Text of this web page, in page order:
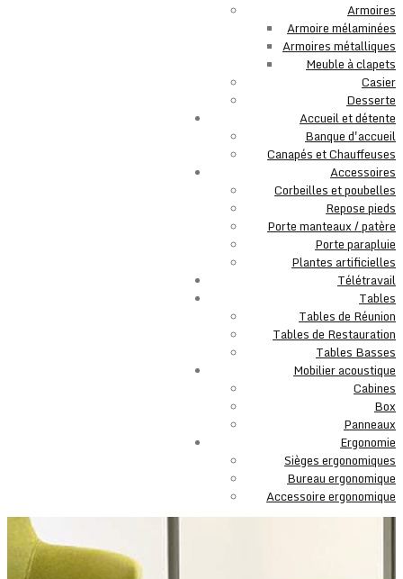
Armoires
Armoire mélaminées
Armoires métalliques
Meuble à clapets
Casier
Desserte
Accueil et détente
Banque d'accueil
Canapés et Chauffeuses
Accessoires
Corbeilles et poubelles
Repose pieds
Porte manteaux / patère
Porte parapluie
Plantes artificielles
Télétravail
Tables
Tables de Réunion
Tables de Restauration
Tables Basses
Mobilier acoustique
Cabines
Box
Panneaux
Ergonomie
Sièges ergonomiques
Bureau ergonomique
Accessoire ergonomique